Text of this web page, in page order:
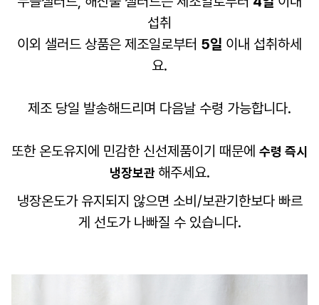
섭취
이외 샐러드 상품은 제조일로부터 5일 이내 섭취하세
요.
제조 당일 발송해드리며 다음날 수령 가능합니다.
또한 온도유지에 민감한 신선제품이기 때문에 수령 즉시
냉장보관 해주세요.
냉장온도가 유지되지 않으면 소비/보관기한보다 빠르
게 선도가 나빠질 수 있습니다.